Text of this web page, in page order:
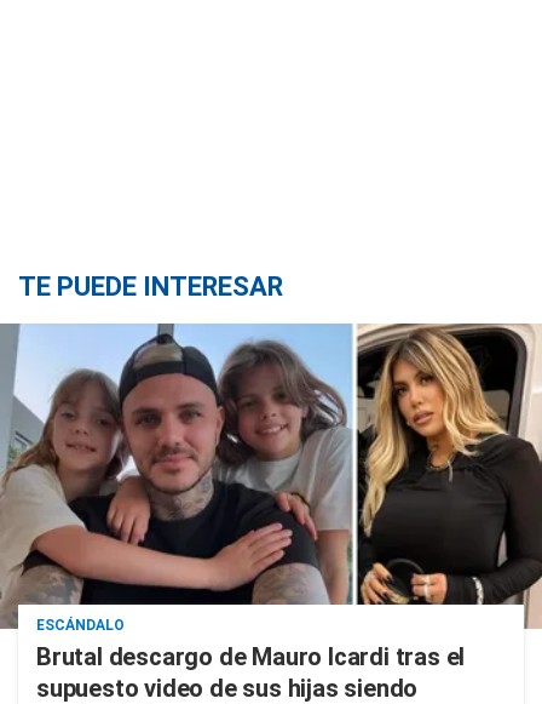
TE PUEDE INTERESAR
ESCÁNDALO
Brutal descargo de Mauro Icardi tras el
supuesto video de sus hijas siendo